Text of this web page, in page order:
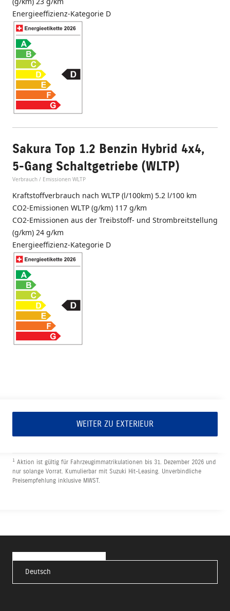
Energieeffizienz-Kategorie D
Sakura Top 1.2 Benzin Hybrid 4x4,
5-Gang Schaltgetriebe (WLTP)
Verbrauch / Emissionen WLTP
Kraftstoffverbrauch nach WLTP (l/100km) 5.2 l/100 km
CO2-Emissionen WLTP (g/km) 117 g/km
CO2-Emissionen aus der Treibstoff- und Strombreitstellung
(g/km) 24 g/km
Energieeffizienz-Kategorie D
WEITER ZU EXTERIEUR
1 Aktion ist gültig für Fahrzeugimmatrikulationen bis 31. Dezember 2026 und
nur solange Vorrat. Kumulierbar mit Suzuki Hit-Leasing. Unverbindliche
Preisempfehlung inklusive MWST.
Deutsch